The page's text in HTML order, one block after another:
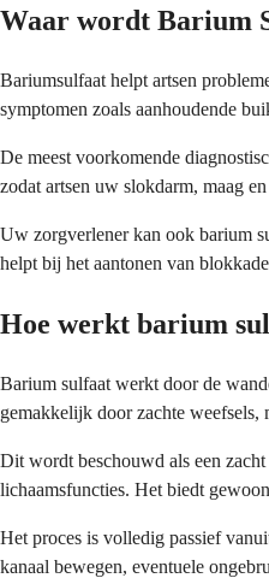
Waar wordt Barium
Bariumsulfaat helpt artsen
symptomen zoals aanhoudende
De meest voorkomende
zodat artsen uw slokdarm, maag
Uw zorgverlener kan ook barium
helpt bij het aantonen van
Hoe werkt barium
Barium sulfaat werkt door de
gemakkelijk door zachte weefsels,
Dit wordt beschouwd als een
lichaamsfuncties. Het biedt
Het proces is volledig passief
kanaal bewegen, eventuele